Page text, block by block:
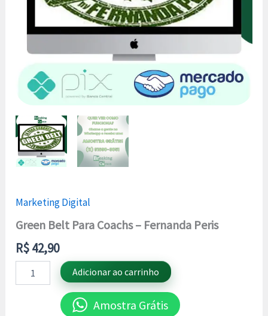
Marketing Digital
Green Belt Para Coachs – Fernanda Peris
R$42,90
Adicionar ao carrinho
Amostra Grátis